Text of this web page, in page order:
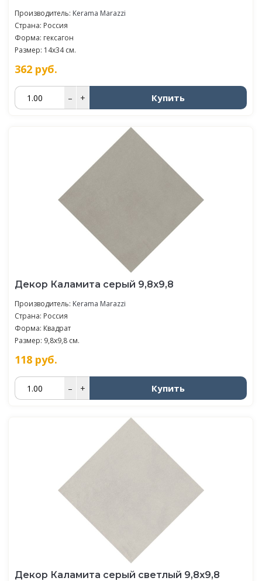
Производитель: Kerama Marazzi
Страна: Россия
Форма: гексагон
Размер: 14x34 см.
362 руб.
– + Купить
Декор Каламита серый 9,8x9,8
Производитель: Kerama Marazzi
Страна: Россия
Форма: Квадрат
Размер: 9,8x9,8 см.
118 руб.
– + Купить
Декор Каламита серый светлый 9,8x9,8